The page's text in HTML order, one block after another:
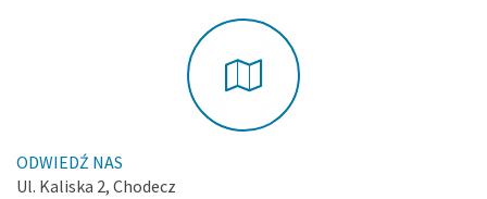
ODWIEDŹ NAS
Ul. Kaliska 2, Chodecz